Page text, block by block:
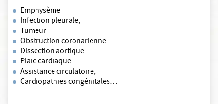
Emphysème
Infection pleurale,
Tumeur
Obstruction coronarienne
Dissection aortique
Plaie cardiaque
Assistance circulatoire,
Cardiopathies congénitales…